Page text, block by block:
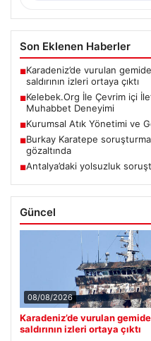
Son Eklenen Haberler
■Karadeniz’de vurulan
saldırının izleri ortaya çıktı
■Kelebek.Org İle Çevrim içi
Muhabbet Deneyimi
■Kurumsal Atık Yönetimi ve
■Burkay Karatepe
gözaltında
■Antalya’daki yolsuzluk
Güncel
08/08/2026
Karadeniz’de vurulan
saldırının izleri ortaya çıktı